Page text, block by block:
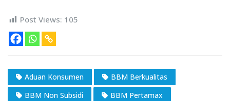
Post Views: 105
Aduan Konsumen
BBM Berkualitas
BBM Non Subsidi
BBM Pertamax